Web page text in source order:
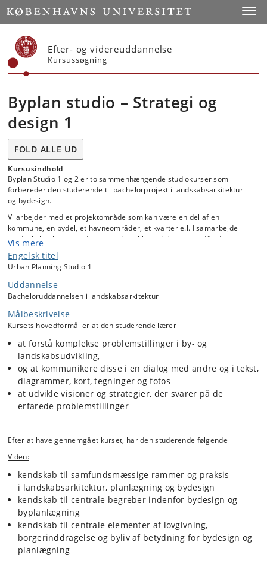
Start
Efter- og videreuddannelse
Kursussøgning
Byplan studio – Strategi og
design 1
FOLD ALLE UD
Kursusindhold
Byplan Studio 1 og 2 er to sammenhængende studiokurser som
forbereder den studerende til bachelorprojekt i landskabsarkitektur
og bydesign.
Vi arbejder med et projektområde som kan være en del af en
kommune, en bydel, et havneområder, et kvarter e.l. I samarbejde
med lokale aktører undersøger vi problemstillinger og udfordringer
og foreslår løsninger, der spænder fra vision og strategi til konkrete
designforslag.
forskellig skala, som både belyser konteksten og mulighederne på
stedet.
I Byplan Studio 1 arbejder vi f.eks. med infografik (datavisualisering,
kort og diagrammer), stedsanalyse (fotoregistrering, transekter,
hovedgreb, strategiske nedslag, kommunikation med borgere om
løsningsforlsag).
Gennem forelæsninger og litteratur introduceres til bydesign og
planlægning, byens aktører og borgerinddragelse, lovgivning, byliv og
mobilitet, klima og bæredygtig udvikling, samt bynatur og
biodiversitet.
Vis mere
Engelsk titel
Urban Planning Studio 1
Uddannelse
Bacheloruddannelsen i landskabsarkitektur
Målbeskrivelse
Kursets hovedformål er at den studerende lærer
at forstå komplekse problemstillinger i by- og
landskabsudvikling,
og at kommunikere disse i en dialog med andre og i tekst,
diagrammer, kort, tegninger og fotos
at udvikle visioner og strategier, der svarer på de
erfarede problemstillinger
Efter at have gennemgået kurset, har den studerende følgende
Viden:
kendskab til samfundsmæssige rammer og praksis
i landskabsarkitektur, planlægning og bydesign
kendskab til centrale begreber indenfor bydesign og
byplanlægning
kendskab til centrale elementer af lovgivning,
borgerinddragelse og byliv af betydning for bydesign og
planlægning